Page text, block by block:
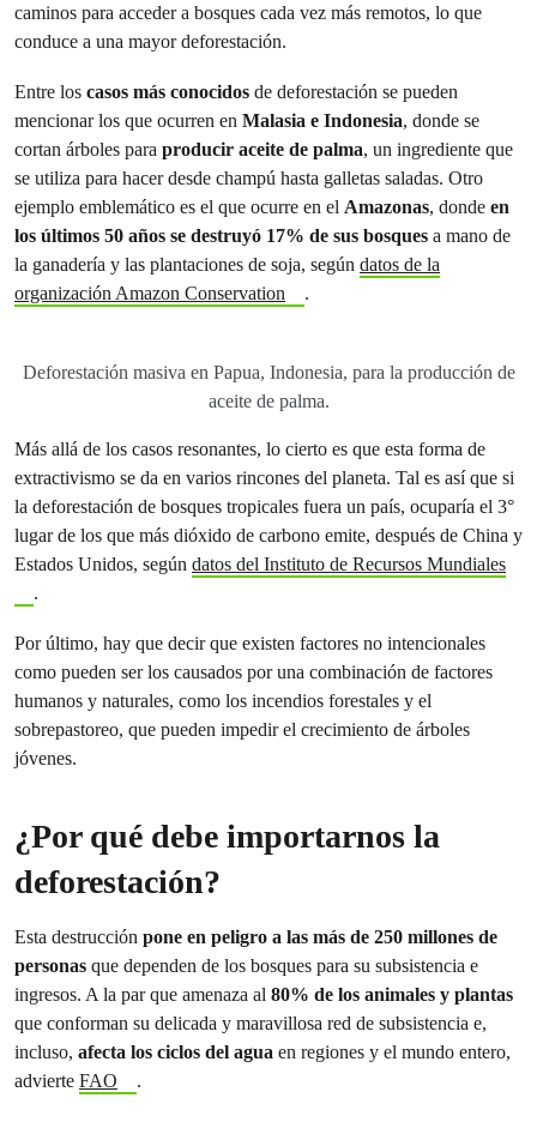
caminos para acceder a bosques cada vez más remotos, lo que
conduce a una mayor deforestación.
Entre los casos más conocidos de deforestación se pueden
mencionar los que ocurren en Malasia e Indonesia, donde se
cortan árboles para producir aceite de palma, un ingrediente que
se utiliza para hacer desde champú hasta galletas saladas. Otro
ejemplo emblemático es el que ocurre en el Amazonas, donde en
los últimos 50 años se destruyó 17% de sus bosques a mano de
la ganadería y las plantaciones de soja, según datos de la
organización Amazon Conservation
.
Deforestación masiva en Papua, Indonesia, para la producción de
aceite de palma.
Más allá de los casos resonantes, lo cierto es que esta forma de
extractivismo se da en varios rincones del planeta. Tal es así que si
la deforestación de bosques tropicales fuera un país, ocuparía el 3°
lugar de los que más dióxido de carbono emite, después de China y
Estados Unidos, según datos del Instituto de Recursos Mundiales
.
Por último, hay que decir que existen factores no intencionales
como pueden ser los causados por una combinación de factores
humanos y naturales, como los incendios forestales y el
sobrepastoreo, que pueden impedir el crecimiento de árboles
jóvenes.
¿Por qué debe importarnos la
deforestación?
Esta destrucción pone en peligro a las más de 250 millones de
personas que dependen de los bosques para su subsistencia e
ingresos. A la par que amenaza al 80% de los animales y plantas
que conforman su delicada y maravillosa red de subsistencia e,
incluso, afecta los ciclos del agua en regiones y el mundo entero,
advierte FAO .